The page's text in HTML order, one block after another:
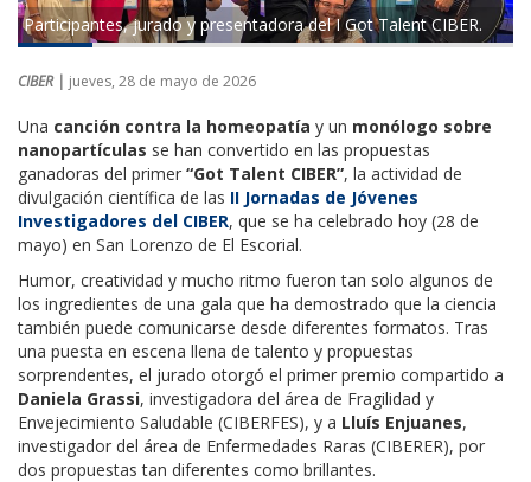
Participantes, jurado y presentadora del I Got Talent CIBER.
CIBER | jueves, 28 de mayo de 2026
Una canción contra la homeopatía y un monólogo sobre
nanopartículas se han convertido en las propuestas
ganadoras del primer “Got Talent CIBER”, la actividad de
divulgación científica de las II Jornadas de Jóvenes
Investigadores del CIBER, que se ha celebrado hoy (28 de
mayo) en San Lorenzo de El Escorial.
Humor, creatividad y mucho ritmo fueron tan solo algunos de
los ingredientes de una gala que ha demostrado que la ciencia
también puede comunicarse desde diferentes formatos. Tras
una puesta en escena llena de talento y propuestas
sorprendentes, el jurado otorgó el primer premio compartido a
Daniela Grassi, investigadora del área de Fragilidad y
Envejecimiento Saludable (CIBERFES), y a Lluís Enjuanes,
investigador del área de Enfermedades Raras (CIBERER), por
dos propuestas tan diferentes como brillantes.